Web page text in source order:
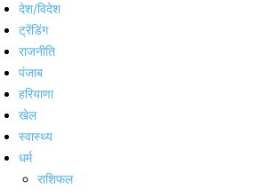
देश/विदेश
ट्रेंडिंग
राजनीति
पंजाब
हरियाणा
खेल
स्वास्थ्य
धर्म
राशिफल